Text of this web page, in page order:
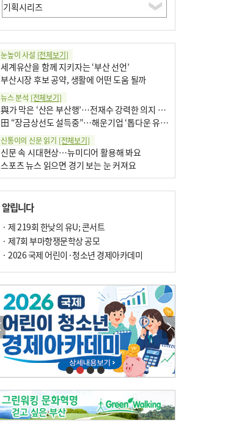
눈높이 사설 [전체보기]
세계유산을 함께 지키자는 ‘부산 선언’
부산시장 후보 공약, 생활에 어떤 도움 될까
뉴스 분석 [전체보기]
與가 막은 ‘산은 부산행’…전재수 강력한 의지 표명 없인 공염불
田 “장금상선도 설득중”…해운기업 ‘톱다운 유치전’ 가속
신통이의 신문 읽기 [전체보기]
신문 속 시대현상…뉴미디어 활용해 봐요
스포츠 뉴스 읽으면 경기 보는 눈 커져요
구·군 승진 축하화분 관행 없애자니 소상공인 울상
팩트체크[전체보기]
의령 한우산 털중나리
한 손 뉴스[전체보기]
시민이 개발한 폭염 대응 앱 ‘그늘로’ 길안내 지도 등 인기
골목 맛집 발굴 고메 셀렉션…부산시, 페스티벌 시월 연계
오늘의 날씨-[전체보기]
오늘의 날씨- 2026년 8월 7일
오늘의 날씨- 2026년 8월 6일
우리 결혼해요-[전체보기]
우리 결혼해요- 김홍윤·정세빈 커플
알립니다
· 제 219회 한낮의 유U; 콘서트
· 제7회 부마항쟁문학상 공모
· 2026 국제 어린이·청소년 경제아카데미